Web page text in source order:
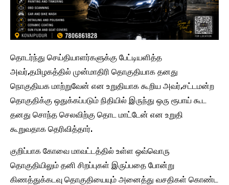
தொடர்ந்து செய்தியாளர்களுக்கு பேட்டியளித்த
அவர்,தமிழகத்தில் முன்மாதிரி தொகுதியாக தனது
நொகுதியக மாற்றுவேன் என உறுதியாக கூறிய அவர்,சட்டமன்ற
தொகுதிக்கு ஒதுக்கப்படும் நிதியில் இருந்து ஒரு ரூபாய் கூட
தனது சொந்த செலவிற்கு தொட மாட்டேன் என உறுதி
கூறுவதாக தெரிவித்தார்.
குறிப்பாக கோவை மாவட்டத்தில் உள்ள ஒவ்வொரு
தொகுதியிலும் தனி சிறப்புகள் இருப்பதை போன்று
கிணத்துக்கடவு தொகுதியையும் அனைத்து வசதிகள் கொண்ட